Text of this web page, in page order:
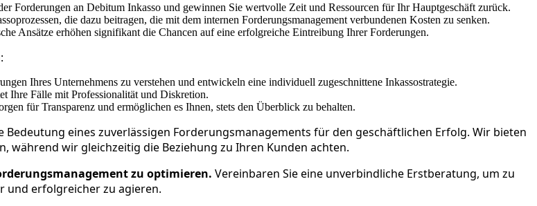
Forderungen an Debitum Inkasso und gewinnen Sie wertvolle Zeit und Ressourcen für Ihr Hauptgeschäft zurück.
die dazu beitragen, die mit dem internen Forderungsmanagement verbundenen Kosten zu senken.
Ansätze erhöhen signifikant die Chancen auf eine erfolgreiche Eintreibung Ihrer Forderungen.
Ihres Unternehmens zu verstehen und entwickeln eine individuell zugeschnittene Inkassostrategie.
Ihre Fälle mit Professionalität und Diskretion.
für Transparenz und ermöglichen es Ihnen, stets den Überblick zu behalten.
eines zuverlässigen Forderungsmanagements für den geschäftlichen Erfolg. Wir bieten
während wir gleichzeitig die Beziehung zu Ihren Kunden achten.
zu optimieren. Vereinbaren Sie eine unverbindliche Erstberatung, um zu
und erfolgreicher zu agieren.